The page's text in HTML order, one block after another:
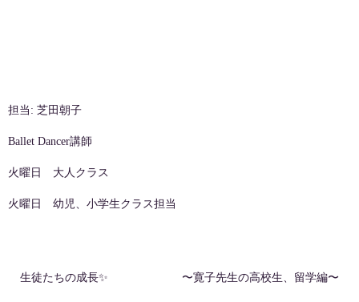
担当: 芝田朝子
Ballet Dancer講師
火曜日 大人クラス
火曜日 幼児、小学生クラス担当
生徒たちの成長✨ 〜寛子先生の高校生、留学編〜